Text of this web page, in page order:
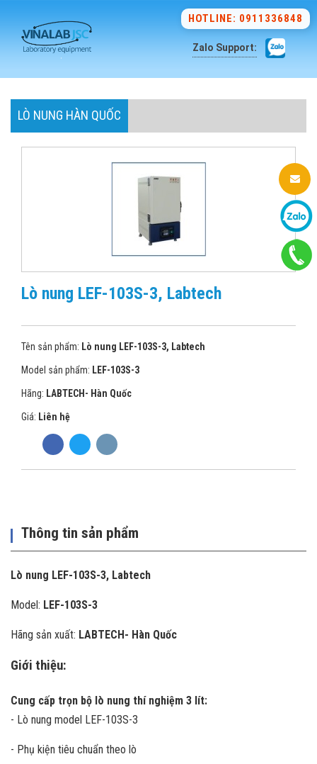
HOTLINE: 0911336848
Zalo Support:
LÒ NUNG HÀN QUỐC
Lò nung LEF-103S-3, Labtech
Tên sản phẩm: Lò nung LEF-103S-3, Labtech
Model sản phẩm: LEF-103S-3
Hãng: LABTECH- Hàn Quốc
Giá: Liên hệ
Thông tin sản phẩm
Lò nung LEF-103S-3, Labtech
Model: LEF-103S-3
Hãng sản xuất: LABTECH- Hàn Quốc
Giới thiệu:
Cung cấp trọn bộ lò nung thí nghiệm 3 lít:
- Lò nung model LEF-103S-3
- Phụ kiện tiêu chuẩn theo lò